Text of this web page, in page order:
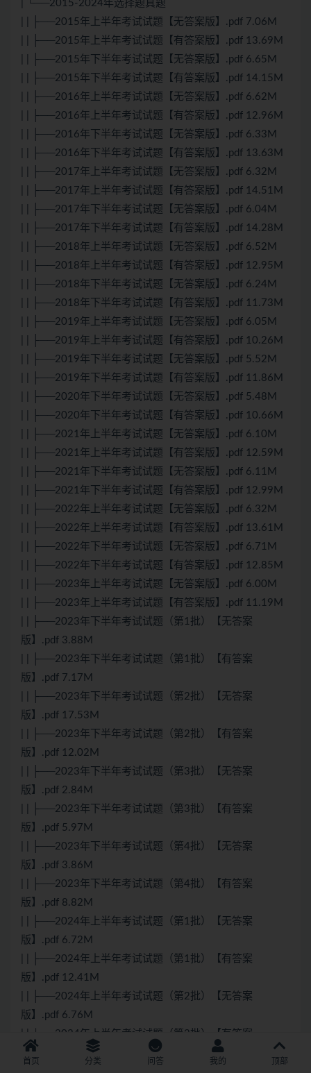
| └──2015-2024年选择题真题
| | ├──2015年上半年考试试题【无答案版】.pdf 7.06M
| | ├──2015年上半年考试试题【有答案版】.pdf 13.69M
| | ├──2015年下半年考试试题【无答案版】.pdf 6.65M
| | ├──2015年下半年考试试题【有答案版】.pdf 14.15M
| | ├──2016年上半年考试试题【无答案版】.pdf 6.62M
| | ├──2016年上半年考试试题【有答案版】.pdf 12.96M
| | ├──2016年下半年考试试题【无答案版】.pdf 6.33M
| | ├──2016年下半年考试试题【有答案版】.pdf 13.63M
| | ├──2017年上半年考试试题【无答案版】.pdf 6.32M
| | ├──2017年上半年考试试题【有答案版】.pdf 14.51M
| | ├──2017年下半年考试试题【无答案版】.pdf 6.04M
| | ├──2017年下半年考试试题【有答案版】.pdf 14.28M
| | ├──2018年上半年考试试题【无答案版】.pdf 6.52M
| | ├──2018年上半年考试试题【有答案版】.pdf 12.95M
| | ├──2018年下半年考试试题【无答案版】.pdf 6.24M
| | ├──2018年下半年考试试题【有答案版】.pdf 11.73M
| | ├──2019年上半年考试试题【无答案版】.pdf 6.05M
| | ├──2019年上半年考试试题【有答案版】.pdf 10.26M
| | ├──2019年下半年考试试题【无答案版】.pdf 5.52M
| | ├──2019年下半年考试试题【有答案版】.pdf 11.86M
| | ├──2020年下半年考试试题【无答案版】.pdf 5.48M
| | ├──2020年下半年考试试题【有答案版】.pdf 10.66M
| | ├──2021年上半年考试试题【无答案版】.pdf 6.10M
| | ├──2021年上半年考试试题【有答案版】.pdf 12.59M
| | ├──2021年下半年考试试题【无答案版】.pdf 6.11M
| | ├──2021年下半年考试试题【有答案版】.pdf 12.99M
| | ├──2022年上半年考试试题【无答案版】.pdf 6.32M
| | ├──2022年上半年考试试题【有答案版】.pdf 13.61M
| | ├──2022年下半年考试试题【无答案版】.pdf 6.71M
| | ├──2022年下半年考试试题【有答案版】.pdf 12.85M
| | ├──2023年上半年考试试题【无答案版】.pdf 6.00M
| | ├──2023年上半年考试试题【有答案版】.pdf 11.19M
| | ├──2023年下半年考试试题（第1批）【无答案
版】.pdf 3.88M
| | ├──2023年下半年考试试题（第1批）【有答案
版】.pdf 7.17M
| | ├──2023年下半年考试试题（第2批）【无答案
版】.pdf 17.53M
| | ├──2023年下半年考试试题（第2批）【有答案
版】.pdf 12.02M
| | ├──2023年下半年考试试题（第3批）【无答案
版】.pdf 2.84M
| | ├──2023年下半年考试试题（第3批）【有答案
版】.pdf 5.97M
| | ├──2023年下半年考试试题（第4批）【无答案
版】.pdf 3.86M
| | ├──2023年下半年考试试题（第4批）【有答案
版】.pdf 8.82M
| | ├──2024年上半年考试试题（第1批）【无答案
版】.pdf 6.72M
| | ├──2024年上半年考试试题（第1批）【有答案
版】.pdf 12.41M
| | ├──2024年上半年考试试题（第2批）【无答案
版】.pdf 6.76M
| | └──2024年上半年考试试题（第2批）【有答案
版】.pdf 11.87M
首页 分类 问答 我的 顶部